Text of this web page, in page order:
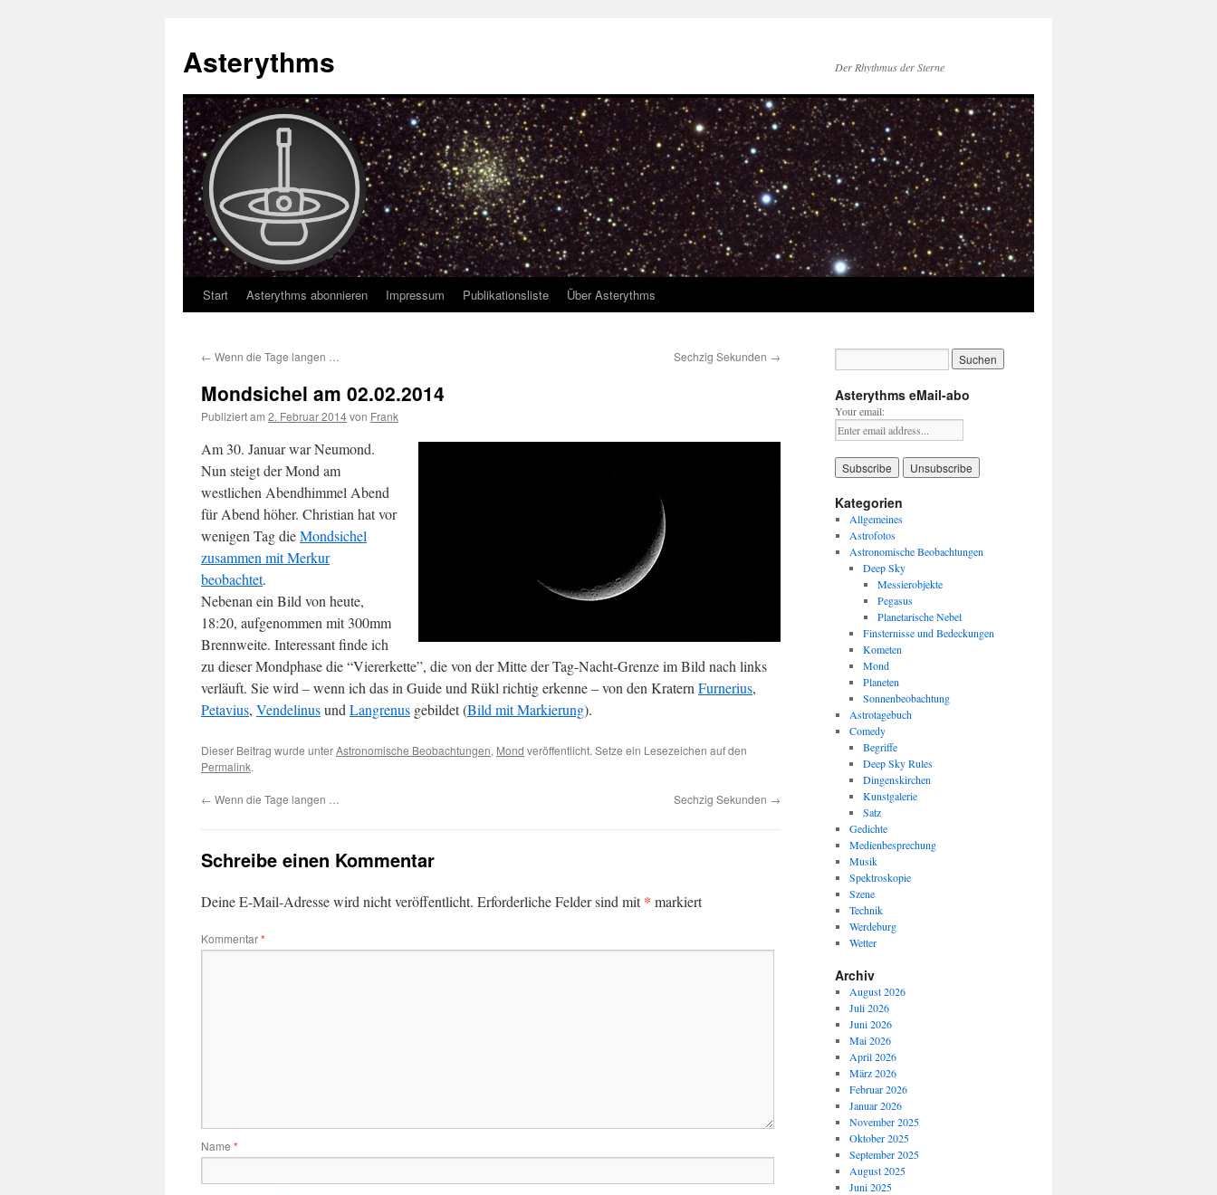
Asterythms Der Rhythmus der Sterne
Zum
springen
Start Asterythms abonnieren Impressum Publikationsliste Über Asterythms
← Wenn die Tage langen … Sechzig Sekunden →
Mondsichel am 02.02.2014
Publiziert am 2. Februar 2014von Frank
Am 30. Januar war Neumond.
Nun steigt der Mond am
westlichen Abendhimmel Abend
für Abend höher. Christian hat vor
wenigen Tag dieMondsichel
zusammen mit Merkur
beobachtet.
Nebenan ein Bild von heute,
18:20, aufgenommen mit 300mm
Brennweite. Interessant finde ich
zu dieser Mondphase die “Viererkette”, die von der Mitte der Tag-Nacht-Grenze im Bild nach links
verläuft. Sie wird – wenn ich das in Guide und Rükl richtig erkenne – von den Kratern Furnerius,
Petavius, Vendelinusund Langrenus gebildet (Bild mit Markierung).
Dieser Beitrag wurde unterAstronomische Beobachtungen, Mond veröffentlicht. Setze ein Lesezeichen auf den
Permalink.
← Wenn die Tage langen … Sechzig Sekunden →
Schreibe einen Kommentar
Deine E-Mail-Adresse wird nicht veröffentlicht. Erforderliche Felder sind mit* markiert
Kommentar*
Name *
Asterythms eMail-abo
Your email:
Kategorien
Allgemeines
Astrofotos
Astronomische Beobachtungen
Deep Sky
Messierobjekte
Pegasus
Planetarische Nebel
Finsternisse und Bedeckungen
Kometen
Mond
Planeten
Sonnenbeobachtung
Astrotagebuch
Comedy
Begriffe
Deep Sky Rules
Dingenskirchen
Kunstgalerie
Satz
Gedichte
Medienbesprechung
Musik
Spektroskopie
Szene
Technik
Werdeburg
Wetter
Archiv
August 2026
Juli 2026
Juni 2026
Mai 2026
April 2026
März 2026
Februar 2026
Januar 2026
November 2025
Oktober 2025
September 2025
August 2025
Juni 2025